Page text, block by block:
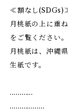
≪額なし
月桃紙の上に重
をご覧ください。
月桃紙は、沖縄
生紙です。
…………
………………